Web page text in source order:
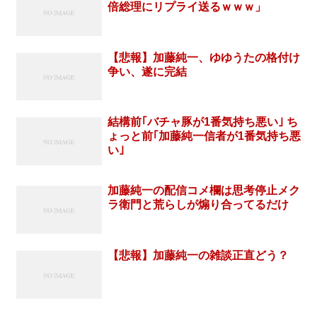
倍総理にリプライ送るｗｗｗ」
【悲報】加藤純一、ゆゆうたの格付け
争い、遂に完結
結構前｢バチャ豚が1番気持ち悪い｣ ち
ょっと前｢加藤純一信者が1番気持ち悪
い｣
加藤純一の配信コメ欄は思考停止メク
ラ衛門と荒らしが煽り合ってるだけ
【悲報】加藤純一の雑談正直どう？